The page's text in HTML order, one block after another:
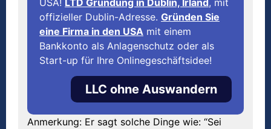
offizieller Dublin-Adresse. Gründen Sie
eine Firma in den USA mit einem
Bankkonto als Anlagenschutz oder als
Start-up für Ihre Onlinegeschäftsidee!
LLC ohne Auswandern
Anmerkung: Er sagt solche Dinge wie: “Sei